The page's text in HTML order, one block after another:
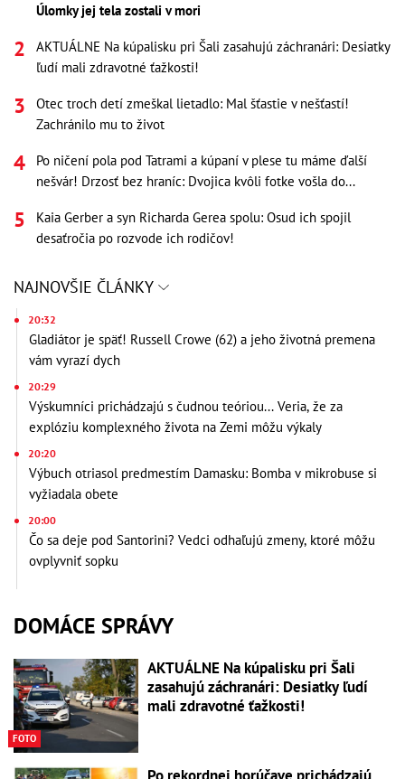
Úlomky jej tela zostali v mori
AKTUÁLNE Na kúpalisku pri Šali zasahujú záchranári: Desiatky
ľudí mali zdravotné ťažkosti!
Otec troch detí zmeškal lietadlo: Mal šťastie v nešťastí!
Zachránilo mu to život
Po ničení pola pod Tatrami a kúpaní v plese tu máme ďalší
nešvár! Drzosť bez hraníc: Dvojica kvôli fotke vošla do...
Kaia Gerber a syn Richarda Gerea spolu: Osud ich spojil
desaťročia po rozvode ich rodičov!
NAJNOVŠIE ČLÁNKY
20:32
Gladiátor je späť! Russell Crowe (62) a jeho životná premena
vám vyrazí dych
20:29
Výskumníci prichádzajú s čudnou teóriou... Veria, že za
explóziu komplexného života na Zemi môžu výkaly
20:20
Výbuch otriasol predmestím Damasku: Bomba v mikrobuse si
vyžiadala obete
20:00
Čo sa deje pod Santorini? Vedci odhaľujú zmeny, ktoré môžu
ovplyvniť sopku
DOMÁCE SPRÁVY
FOTO
AKTUÁLNE Na kúpalisku pri Šali
zasahujú záchranári: Desiatky ľudí
mali zdravotné ťažkosti!